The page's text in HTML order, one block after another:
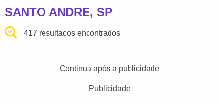
SANTO ANDRE, SP
417 resultados encontrados
Continua após a publicidade
Publicidade